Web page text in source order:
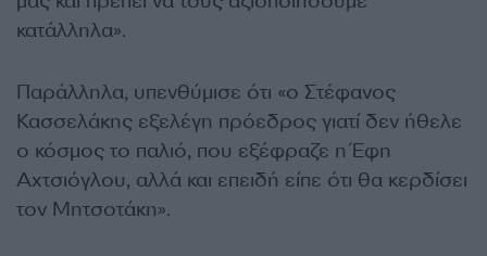
κατάλληλα».
Παράλληλα, υπενθύμισε ότι «ο Στέφανος
Κασσελάκης εξελέγη πρόεδρος γιατί δεν ήθελε
ο κόσμος το παλιό, που εξέφραζε η Έφη
Αχτσιόγλου, αλλά και επειδή είπε ότι θα κερδίσει
τον Μητσοτάκη».